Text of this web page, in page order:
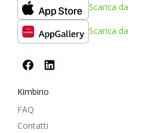
Scarica da
Scarica da
Kimbino
FAQ
Contatti